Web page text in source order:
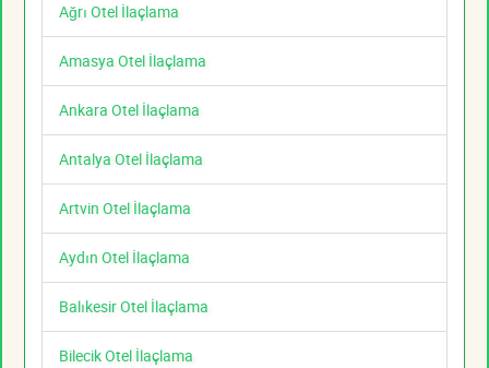
Ağrı Otel İlaçlama
Amasya Otel İlaçlama
Ankara Otel İlaçlama
Antalya Otel İlaçlama
Artvin Otel İlaçlama
Aydın Otel İlaçlama
Balıkesir Otel İlaçlama
Bilecik Otel İlaçlama